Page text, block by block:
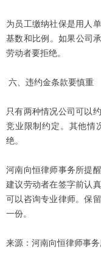
为员工缴纳社保是用人
基数和比例。如果公司
劳动者要拒绝。
六、违约金条款要慎重
只有两种情况公司可以
竞业限制约定。其他情
绝。
河南向恒律师事务所提
建议劳动者在签字前认
可以咨询专业律师。保
一份。
来源：河南向恒律师事